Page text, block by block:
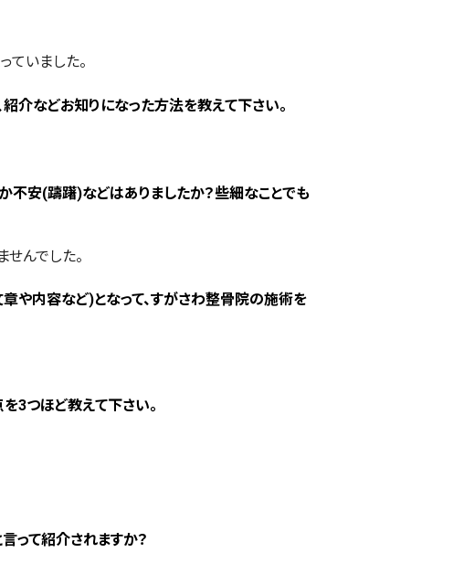
ていました。
介などお知りになった方法を教えて下さい。
不安(躊躇)などはありましたか？些細なことでも
んでした。
や内容など)となって、すがさわ整骨院の施術を
3つほど教えて下さい。
って紹介されますか？